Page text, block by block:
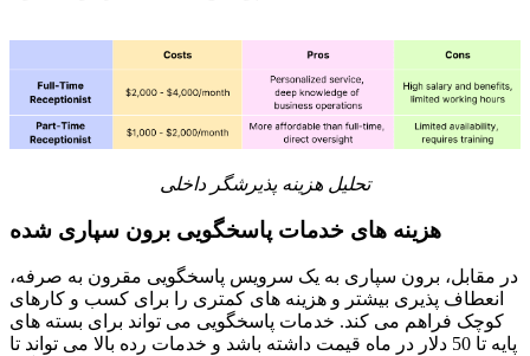
تحلیل هزینه پذیرشگر داخلی
هزینه های خدمات پاسخگویی برون سپاری شده
در مقابل، برون سپاری به یک سرویس پاسخگویی مقرون به صرفه،
انعطاف پذیری بیشتر و هزینه های کمتری را برای کسب و کارهای
کوچک فراهم می کند. خدمات پاسخگویی می تواند برای بسته های
پایه تا 50 دلار در ماه قیمت داشته باشد و خدمات رده بالا می تواند تا